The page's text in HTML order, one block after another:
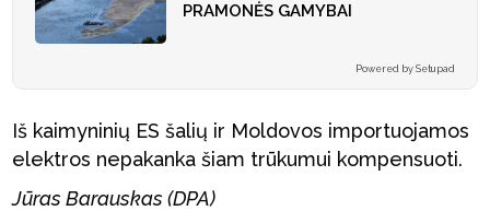
PRAMONĖS GAMYBAI
Powered by Setupad
Iš kaimyninių ES šalių ir Moldovos importuojamos
elektros nepakanka šiam trūkumui kompensuoti.
Jūras Barauskas (DPA)